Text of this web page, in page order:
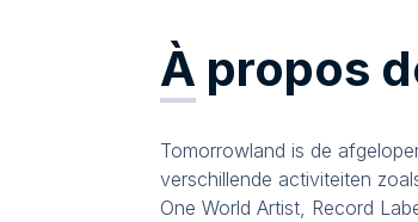
À propos
Tomorrowland is de
verschillende activiteiten
One World Artist, Record